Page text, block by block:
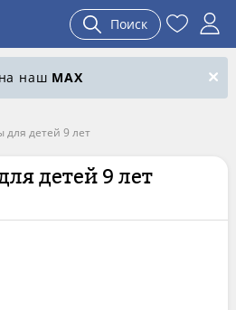
Поиск
наш MAX
для детей 9 лет
детей 9 лет